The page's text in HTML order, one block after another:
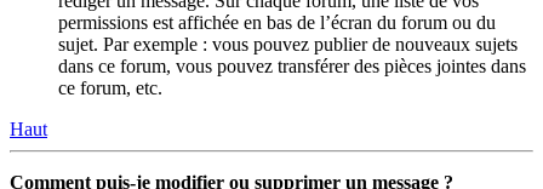
permissions est affichée en bas de l’écran du forum ou du
sujet. Par exemple : vous pouvez publier de nouveaux sujets
dans ce forum, vous pouvez transférer des pièces jointes dans
ce forum, etc.
Haut
Comment puis-je modifier ou supprimer un message ?